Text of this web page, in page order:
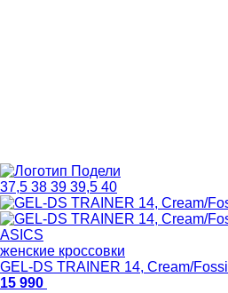
37,5 38 39 39,5 40
ASICS
женские кроссовки
GEL-DS TRAINER 14, Cream/Fossil
15 990